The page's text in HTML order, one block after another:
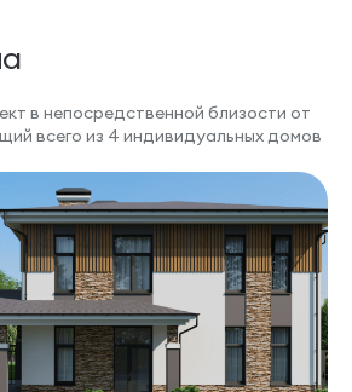
в непосредственной близости от
всего из 4 индивидуальных домов